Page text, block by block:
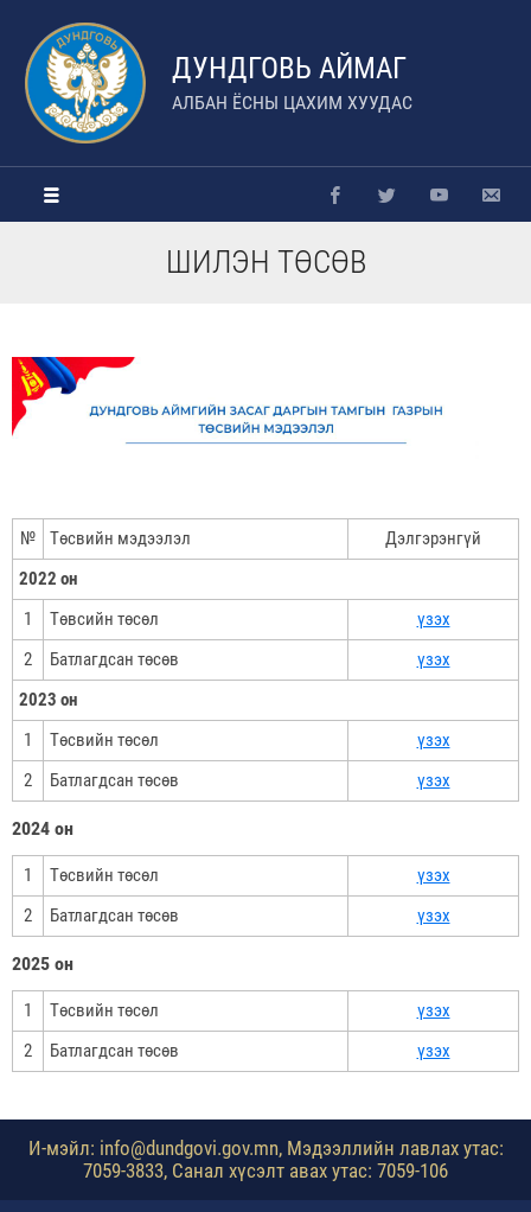
ДУНДГОВЬ АЙМАГ
АЛБАН ЁСНЫ ЦАХИМ ХУУДАС
ШИЛЭН ТӨСӨВ
№ Төсвийн мэдээлэл
Дэлгэрэнгүй
2022 он
1
Төвсийн төсөл
үзэх
2
Батлагдсан төсөв
үзэх
2023 он
1
Төсвийн төсөл
үзэх
2
Батлагдсан төсөв үзэх
2024 он
1 Төсвийн төсөл
үзэх
2
Батлагдсан төсөв үзэх
2025 он
1 Төсвийн төсөл
үзэх
2
Батлагдсан төсөв үзэх
И-мэйл: info@dundgovi.gov.mn, Мэдээллийн лавлах утас:
7059-3833, Санал хүсэлт авах утас: 7059-106